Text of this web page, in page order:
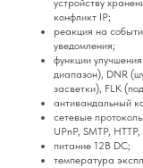
устройству
конфликт IP;
реакция на
уведомления;
функции
диапазон), DNR
засветки), FLK
антивандальный
сетевые
UPnP, SMTP,
питание 12В DC;
температура